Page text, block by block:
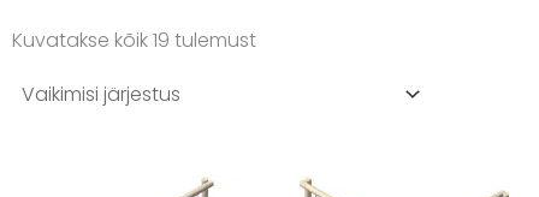
Kuvatakse kõik 19 tulemust